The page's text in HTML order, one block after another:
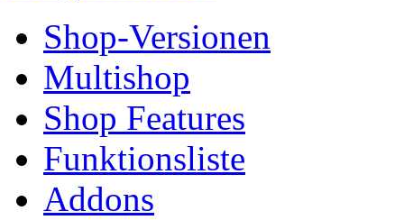
Shop-Versionen
Multishop
Shop Features
Funktionsliste
Addons